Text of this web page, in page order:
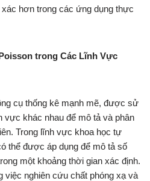
hơn trong các ứng dụng thực
trong Các Lĩnh Vực
cụ thống kê mạnh mẽ, được sử
vực khác nhau để mô tả và phân
Trong lĩnh vực khoa học tự
thể được áp dụng để mô tả số
một khoảng thời gian xác định.
việc nghiên cứu chất phóng xạ và